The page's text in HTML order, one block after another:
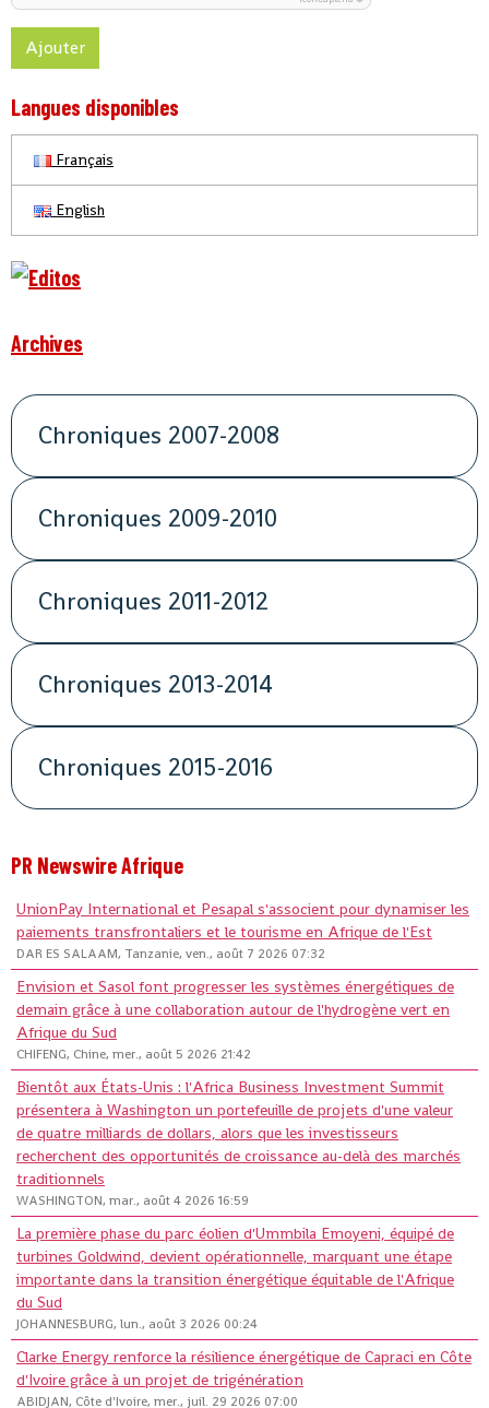
Ajouter
Langues disponibles
Français
English
Archives
Chroniques 2007-2008
Chroniques 2009-2010
Chroniques 2011-2012
Chroniques 2013-2014
Chroniques 2015-2016
PR Newswire Afrique
UnionPay International et Pesapal s'associent pour dynamiser les
paiements transfrontaliers et le tourisme en Afrique de l'Est
DAR ES SALAAM, Tanzanie, ven., août 7 2026 07:32
Envision et Sasol font progresser les systèmes énergétiques de
demain grâce à une collaboration autour de l'hydrogène vert en
Afrique du Sud
CHIFENG, Chine, mer., août 5 2026 21:42
Bientôt aux États-Unis : l'Africa Business Investment Summit
présentera à Washington un portefeuille de projets d'une valeur
de quatre milliards de dollars, alors que les investisseurs
recherchent des opportunités de croissance au-delà des marchés
traditionnels
WASHINGTON, mar., août 4 2026 16:59
La première phase du parc éolien d'Ummbila Emoyeni, équipé de
turbines Goldwind, devient opérationnelle, marquant une étape
importante dans la transition énergétique équitable de l'Afrique
du Sud
JOHANNESBURG, lun., août 3 2026 00:24
Clarke Energy renforce la résilience énergétique de Capraci en Côte
d'Ivoire grâce à un projet de trigénération
ABIDJAN, Côte d'Ivoire, mer., juil. 29 2026 07:00